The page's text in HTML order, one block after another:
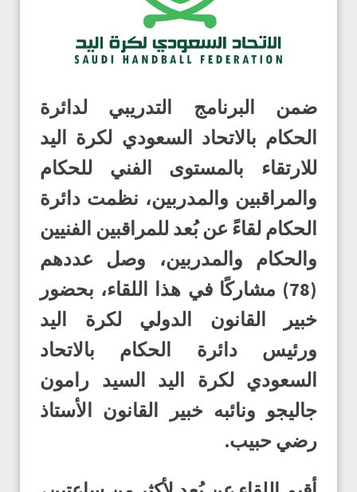
ضمن البرنامج التدريبي لدائرة
الحكام بالاتحاد السعودي لكرة اليد
للارتقاء بالمستوى الفني للحكام
والمراقبين والمدربين، نظمت دائرة
الحكام لقاءً عن بُعد للمراقبين الفنيين
والحكام والمدربين، وصل عددهم
(78) مشاركًا في هذا اللقاء، بحضور
خبير القانون الدولي لكرة اليد
ورئيس دائرة الحكام بالاتحاد
السعودي لكرة اليد السيد رامون
جاليجو ونائبه خبير القانون الأستاذ
رضي حبيب.